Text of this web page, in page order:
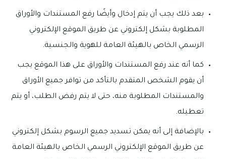
بعد ذلك يجب أن يتم إدخال وأيضًا رفع المستندات والأوراق
المطلوبة بشكل إلكتروني عن طريق الموقع الإلكتروني
الرسمي الخاص بالهيئة العامة للهوية والجنسية.
كما أنه عند رفع المستندات والأوراق على هذا الموقع يجب
أن يقوم الشخص المتقدم بالتأكد من توافر جميع الأوراق
والمستندات المطلوبة منه، حتى لا يتم رفض الطلب، أو يتم
تعطيله.
بالإضافة إلى أنه يمكن تسديد جميع الرسوم بشكل إلكتروني
عن طريق الموقع الإلكتروني الرسمي الخاص بالهيئة العامة